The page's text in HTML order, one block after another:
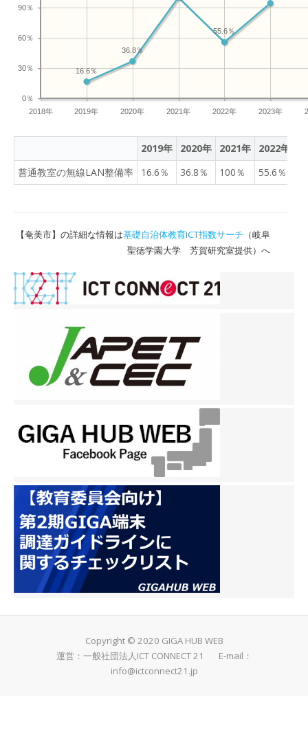
2018年 2019年 2020年 2021年 2022年 2023年
0％
30％
60％
90％
55.6％
36.8％
16.6％
2019年 2020年 2021年 2022年
普通教室の無線LAN整備率
16.6％ 36.8％ 100％ 55.6％
【奄美市】の詳細な情報は基礎自治体教育ICT指数サーチ （岐阜
聖徳学園大学 芳賀研究室提供）へ
Copyright © 2020 GIGA HUB WEB
運営：一般社団法人ICT CONNECT 21 E-mail：
info@ictconnect21.jp